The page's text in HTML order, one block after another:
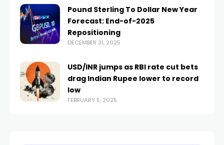
Pound Sterling To Dollar New Year
Forecast: End-of-2025
Repositioning
DECEMBER 31, 2025
USD/INR jumps as RBI rate cut bets
drag Indian Rupee lower to record
low
FEBRUARY 5, 2025